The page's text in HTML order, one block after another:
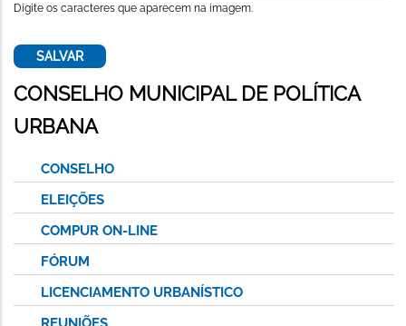
Digite os caracteres que aparecem na imagem.
CONSELHO MUNICIPAL DE POLÍTICA
URBANA
CONSELHO
ELEIÇÕES
COMPUR ON-LINE
FÓRUM
LICENCIAMENTO URBANÍSTICO